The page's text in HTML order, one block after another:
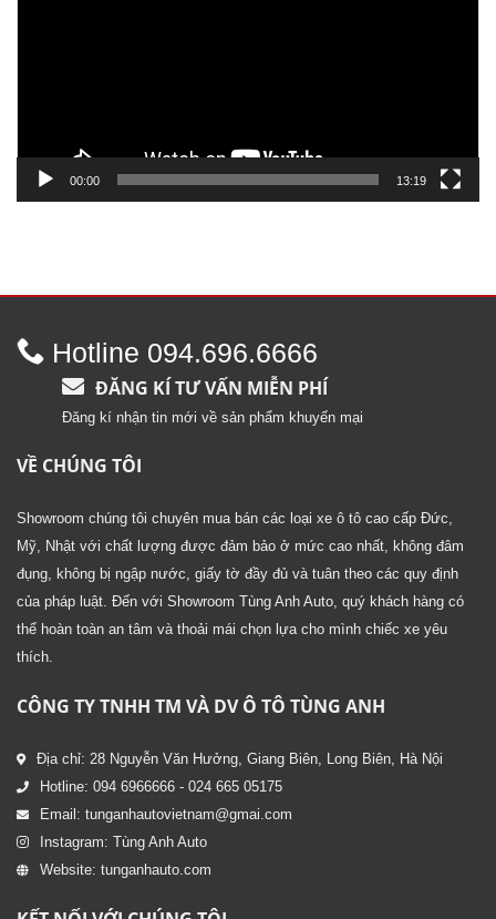
00:00 13:19
Hotline 094.696.6666
ĐĂNG KÍ TƯ VẤN MIỄN PHÍ
Đăng kí nhận tin mới về sản phẩm khuyến mại
VỀ CHÚNG TÔI
Showroom chúng tôi chuyên mua bán các loại xe ô tô cao cấp Đức,
Mỹ, Nhật với chất lượng được đảm bảo ở mức cao nhất, không đâm
đụng, không bị ngập nước, giấy tờ đầy đủ và tuân theo các quy định
của pháp luật. Đến với Showroom Tùng Anh Auto, quý khách hàng có
thể hoàn toàn an tâm và thoải mái chọn lựa cho mình chiếc xe yêu
thích.
CÔNG TY TNHH TM VÀ DV Ô TÔ TÙNG ANH
Địa chỉ: 28 Nguyễn Văn Hưởng, Giang Biên, Long Biên, Hà Nội
Hotline: 094 6966666 - 024 665 05175
Email: tunganhautovietnam@gmai.com
Instagram: Tùng Anh Auto
Website: tunganhauto.com